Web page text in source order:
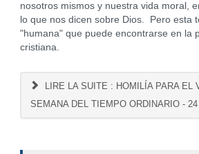
nosotros mismos y nuestra vida moral,
lo que nos dicen sobre Dios. Pero esta
"humana" que puede encontrarse en la
cristiana.
LIRE LA SUITE : HOMILÍA PARA EL
SEMANA DEL TIEMPO ORDINARIO -